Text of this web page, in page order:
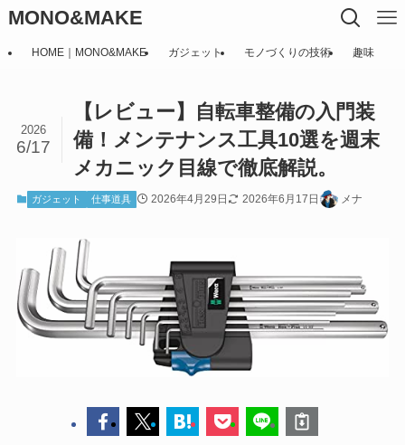
MONO&MAKE
HOME｜MONO&MAKE ガジェット モノづくりの技術 趣味
【レビュー】自転車整備の入門装
備！メンテナンス工具10選を週末
メカニック目線で徹底解説。
2026
6/17
ガジェット 仕事道具 2026年4月29日 2026年6月17日 メナ